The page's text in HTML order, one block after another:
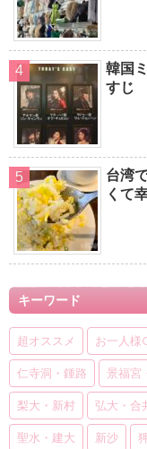
韓国
すじ
台湾
くて
キーワード
超オススメ お一人様
仁寺洞・鍾路 景福宮
梨大・新村 弘大・合
聖水・建大 新沙